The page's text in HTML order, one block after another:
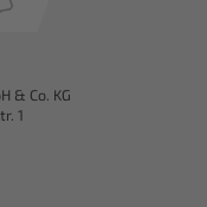
& Co. KG
1